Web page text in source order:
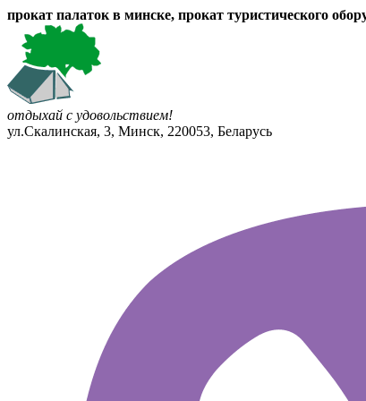
прокат палаток в минске, прокат туристического
отдыхай с удовольствием!
ул.Скалинская, 3, Минск, 220053, Беларусь